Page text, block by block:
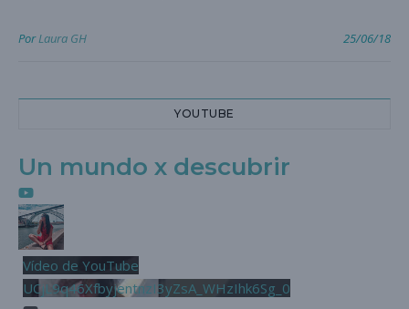
PorLaura GH 25/06/18
YOUTUBE
Un mundo x descubrir
Vídeo de YouTube
UCjL9q46XfbyjentnzI3yZsA_WHzIhk6Sg_0